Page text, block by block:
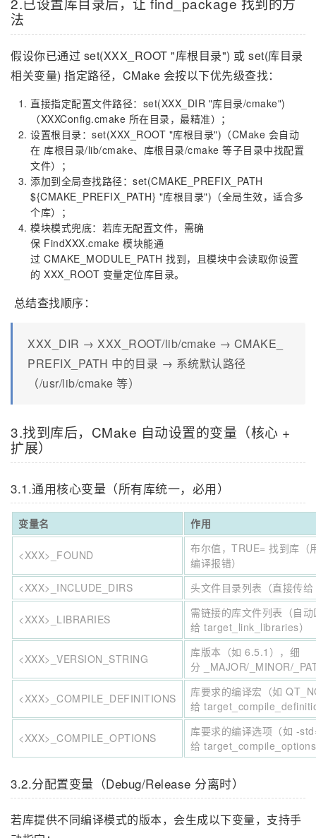
法
假设你已通过 set(XXX_ROOT "库根目录") 或 set(库目录
相关变量) 指定路径，CMake 会按以下优先级查找：
直接指定配置文件路径：set(XXX_DIR "库目录/cmake")
（XXXConfig.cmake 所在目录，最精准）；
设置根目录：set(XXX_ROOT "库根目录")（CMake 会自动
在 库根目录/lib/cmake、库根目录/cmake 等子目录中找配置
文件）；
添加到全局查找路径：set(CMAKE_PREFIX_PATH
${CMAKE_PREFIX_PATH} "库根目录")（全局生效，适合多
个库）；
模块模式兜底：若库无配置文件，需确
保 FindXXX.cmake 模块能通
过 CMAKE_MODULE_PATH 找到，且模块中会读取你设置
的 XXX_ROOT 变量定位库目录。
总结查找顺序：
XXX_DIR → XXX_ROOT/lib/cmake → CMAKE_
PREFIX_PATH 中的目录 → 系统默认路径
（/usr/lib/cmake 等）
3.找到库后，CMake 自动设置的变量（核心 +
扩展）
3.1.通用核心变量（所有库统一，必用）
变量名 作用
<XXX>_FOUND
布尔值，TRUE= 找到库（
编译报错）
<XXX>_INCLUDE_DIRS
头文件目录列表（直接传
<XXX>_LIBRARIES
需链接的库文件列表（自
给 target_link_libraries）
<XXX>_VERSION_STRING
库版本（如 6.5.1），细
分 _MAJOR/_MINOR/
<XXX>_COMPILE_DEFINITIONS
库要求的编译宏（如
给
<XXX>_COMPILE_OPTIONS
库要求的编译选项（如 -
给 target_compile_options
3.2.分配置变量（Debug/Release 分离时）
若库提供不同编译模式的版本，会生成以下变量，支持手